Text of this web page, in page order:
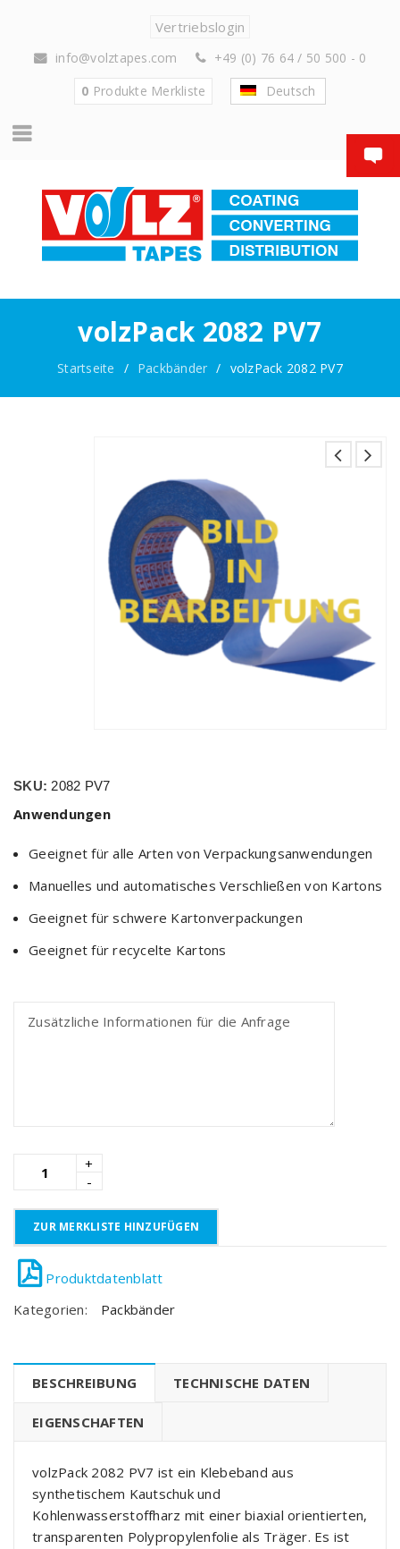
Vertriebslogin
info@volztapes.com
+49 (0) 76 64 / 50 500 - 0
0 Produkte Merkliste Deutsch
volzPack 2082 PV7
Startseite / Packbänder / volzPack 2082 PV7
SKU: 2082 PV7
Anwendungen
Geeignet für alle Arten von Verpackungsanwendungen
Manuelles und automatisches Verschließen von Kartons
Geeignet für schwere Kartonverpackungen
Geeignet für recycelte Kartons
ZUR MERKLISTE HINZUFÜGEN
Kategorien: Packbänder
BESCHREIBUNG TECHNISCHE DATEN
EIGENSCHAFTEN
volzPack 2082 PV7 ist ein Klebeband aus
synthetischem Kautschuk und
Kohlenwasserstoffharz mit einer biaxial orientierten,
transparenten Polypropylenfolie als Träger. Es ist